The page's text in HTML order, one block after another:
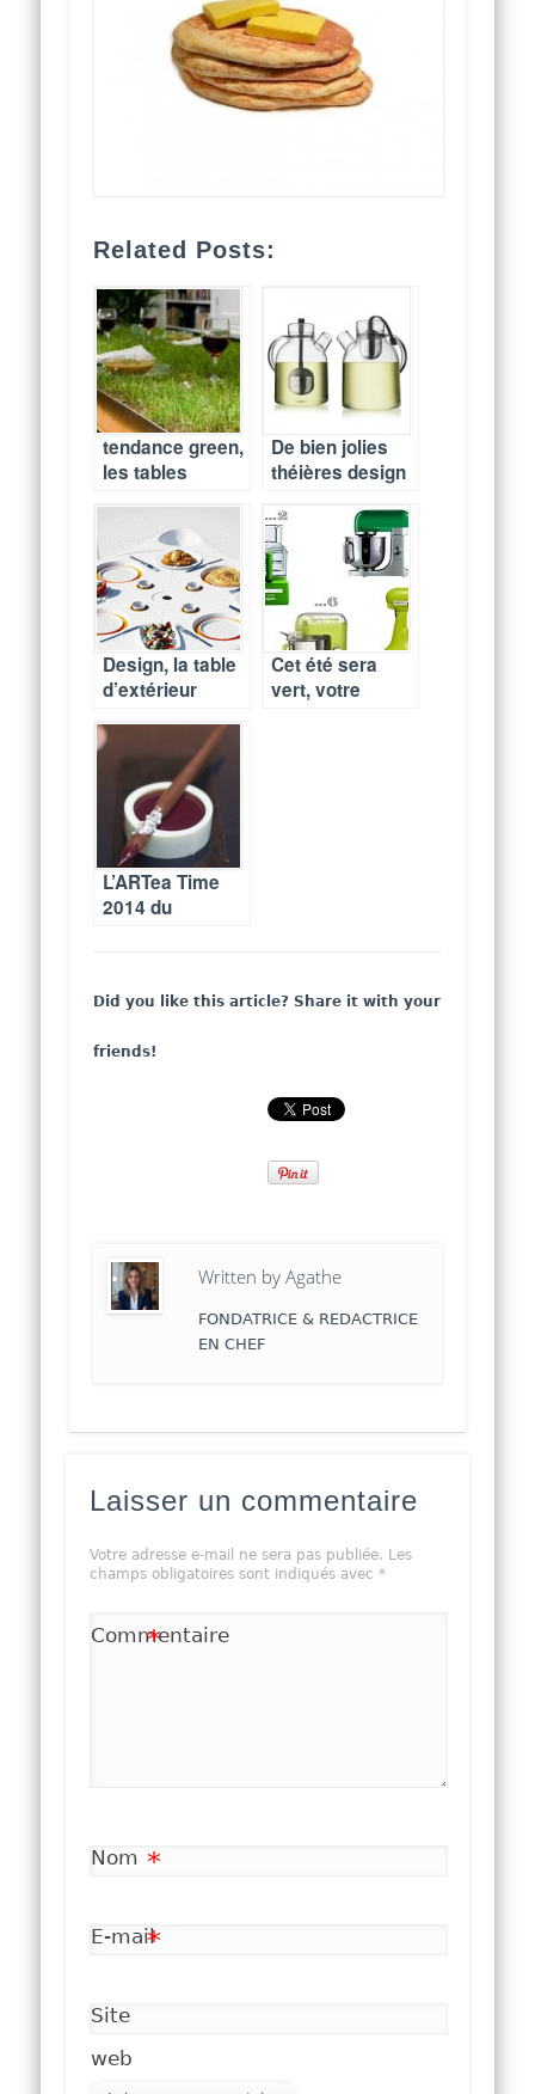
Related Posts:
tendance green,
les tables
De bien jolies
théières design
Design, la table
d’extérieur
Cet été sera
vert, votre
L’ARTea Time
2014 du
Did you like this article? Share it with your
friends!
Written byAgathe
FONDATRICE & REDACTRICE
EN CHEF
Laisser un commentaire
Votre adresse e-mail ne sera pas publiée. Les
champs obligatoires sont indiqués avec *
Commentaire
*
Nom *
E-mail*
Site
web